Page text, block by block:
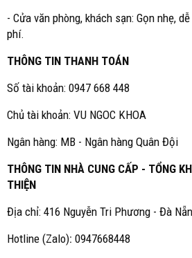
- Cửa văn phòng, khách sạn: Gọn nhẹ,
phí.
THÔNG TIN THANH TOÁN
Số tài khoản: 0947 668 448
Chủ tài khoản: VU NGOC KHOA
Ngân hàng: MB - Ngân hàng Quân Đội
THÔNG TIN NHÀ CUNG CẤP - TỔNG
THIỆN
Địa chỉ: 416 Nguyễn Tri Phương - Đà
Hotline (Zalo): 0947668448